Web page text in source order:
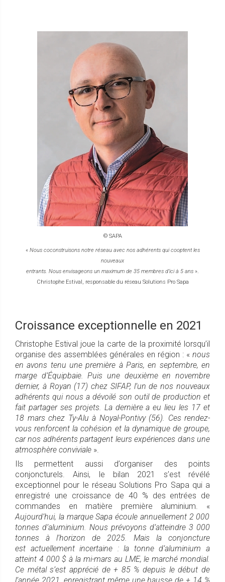
© SAPA
« Nous coconstruisons notre réseau avec nos adhérents qui cooptent les
nouveaux
entrants. Nous envisageons un maximum de 35 membres d’ici à 5 ans ».
Christophe Estival, responsable du réseau Solutions Pro Sapa
Croissance exceptionnelle en 2021
Christophe Estival joue la carte de la proximité lorsqu’il
organise des assemblées générales en région : « nous
en avons tenu une première à Paris, en septembre, en
marge d’Équipbaie. Puis une deuxième en novembre
dernier, à Royan (17) chez SIFAP, l’un de nos nouveaux
adhérents qui nous a dévoilé son outil de production et
fait partager ses projets. La dernière a eu lieu les 17 et
18 mars chez Ty-Alu à Noyal-Pontivy (56). Ces rendez-
vous renforcent la cohésion et la dynamique de groupe,
car nos adhérents partagent leurs expériences dans une
atmosphère conviviale ».
Ils permettent aussi d’organiser des points
conjoncturels. Ainsi, le bilan 2021 s’est révélé
exceptionnel pour le réseau Solutions Pro Sapa qui a
enregistré une croissance de 40 % des entrées de
commandes en matière première aluminium. «
Aujourd’hui, la marque Sapa écoule annuellement 2 000
tonnes d’aluminium. Nous prévoyons d’atteindre 3 000
tonnes à l’horizon de 2025. Mais la conjoncture
est actuellement incertaine : la tonne d’aluminium a
atteint 4 000 $ à la mi-mars au LME, le marché mondial.
Ce métal s’est apprécié de + 85 % depuis le début de